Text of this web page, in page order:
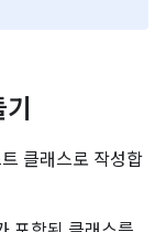
클래스로 작성합